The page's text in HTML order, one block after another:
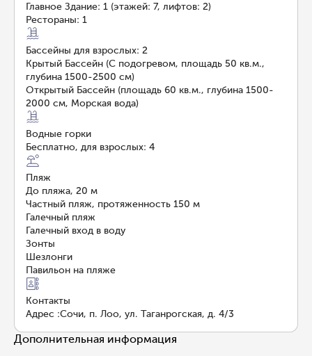
Главное Здание: 1 (этажей: 7, лифтов: 2)
Рестораны: 1
Бассейны для взрослых: 2
Крытый Бассейн (С подогревом, площадь 50 кв.м.,
глубина 1500-2500 см)
Открытый Бассейн (площадь 60 кв.м., глубина 1500-
2000 см, Морская вода)
Водные горки
Бесплатно, для взрослых: 4
Пляж
До пляжа, 20 м
Частный пляж, протяженность 150 м
Галечный пляж
Галечный вход в воду
Зонты
Шезлонги
Павильон на пляже
Контакты
Адрес :Сочи, п. Лоо, ул. Таганрогская, д. 4/3
Дополнительная информация